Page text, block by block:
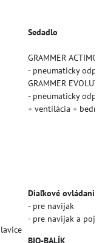
Sedadlo
GRAMMER ACTIMO
- pneumaticky
GRAMMER
- pneumaticky
+ ventilácia +
Diaľkové ovládanie
- pre navijak
- pre navijak a